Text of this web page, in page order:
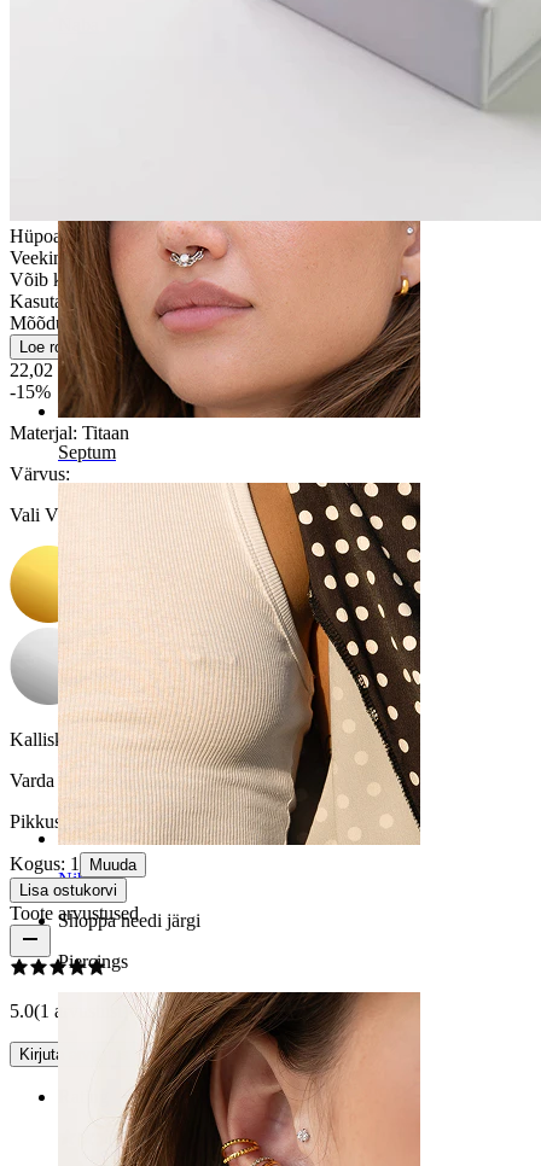
Septum
Nibu
Shoppa needi järgi
Piercings
Hüpoallergeenne
Veekindel
Võib kesta kogu elu
Kasutajasõbralik
Mõõdukas kasutus
Loe rohkem
22,02 €25,90 €
-15%
Materjal: Titaan
Värvus:
Vali Värvus
Kalliskivi värvus:Läbipaistev
Varda paksus:
1,6 mm
Pikkus: 10 mm
Kogus: 1
Muuda
Lisa ostukorvi
Toote arvustused
5.0(1 arvustust)
Kirjuta arvustus